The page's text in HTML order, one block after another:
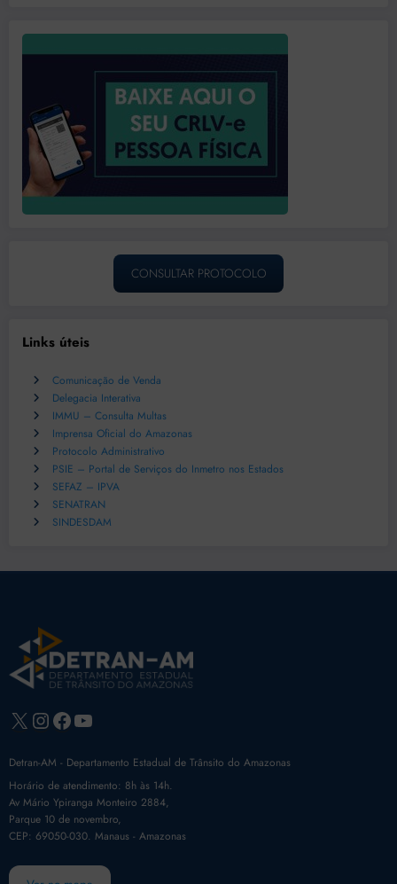
CONSULTAR PROTOCOLO
Links úteis
Comunicação de Venda
Delegacia Interativa
IMMU – Consulta Multas
Imprensa Oficial do Amazonas
Protocolo Administrativo
PSIE – Portal de Serviços do Inmetro nos Estados
SEFAZ – IPVA
SENATRAN
SINDESDAM
X Instagram
Facebook
Youtube
Detran-AM - Departamento Estadual de Trânsito do Amazonas
Horário de atendimento: 8h às 14h.
Av Mário Ypiranga Monteiro 2884,
Parque 10 de novembro,
CEP: 69050-030. Manaus - Amazonas